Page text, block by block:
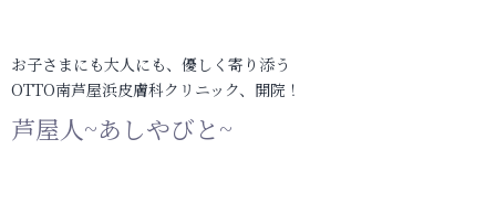
お子さまにも大人にも、優しく寄り添う
OTTO南芦屋浜皮膚科クリニック、開院！
芦屋人~あしやびと~